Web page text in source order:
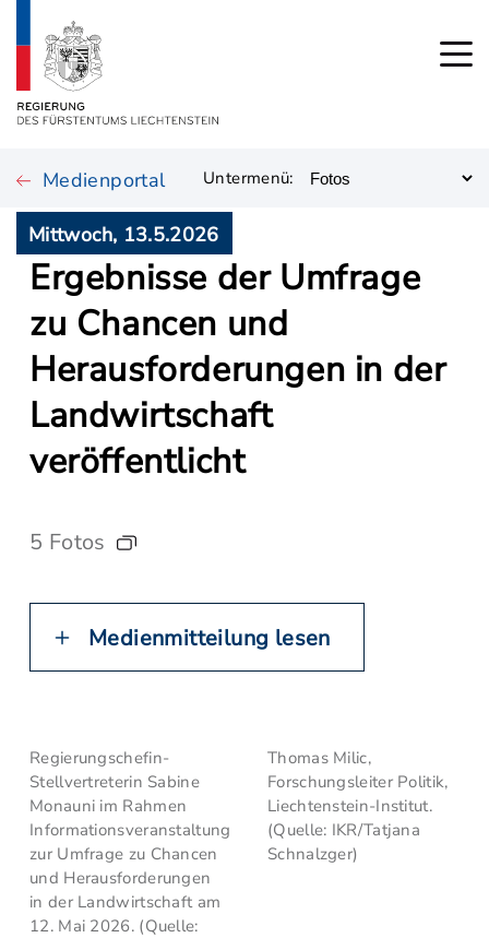
Medienportal Untermenü:
Mittwoch, 13.5.2026
Ergebnisse der Umfrage
zu Chancen und
Herausforderungen in der
Landwirtschaft
veröffentlicht
5 Fotos
Medienmitteilung lesen
Regierungschefin-
Stellvertreterin Sabine
Monauni im Rahmen
Informationsveranstaltung
zur Umfrage zu Chancen
und Herausforderungen
in der Landwirtschaft am
12. Mai 2026. (Quelle:
Thomas Milic,
Forschungsleiter Politik,
Liechtenstein-Institut.
(Quelle: IKR/Tatjana
Schnalzger)